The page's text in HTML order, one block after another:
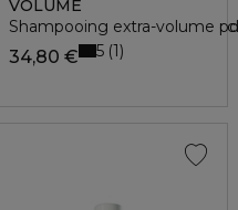
cheveux ondulés à
VOLUME
Shampooing extra-volume
34,80 € 5 1